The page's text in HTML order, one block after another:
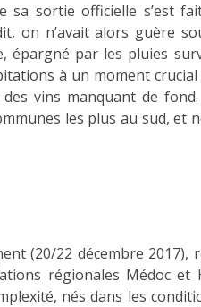
sa sortie officielle s’est
on n’avait alors guère
épargné par les pluies
à un moment
vins manquant de
les plus au sud, et
(20/22 décembre 2017),
régionales Médoc et
nés dans les